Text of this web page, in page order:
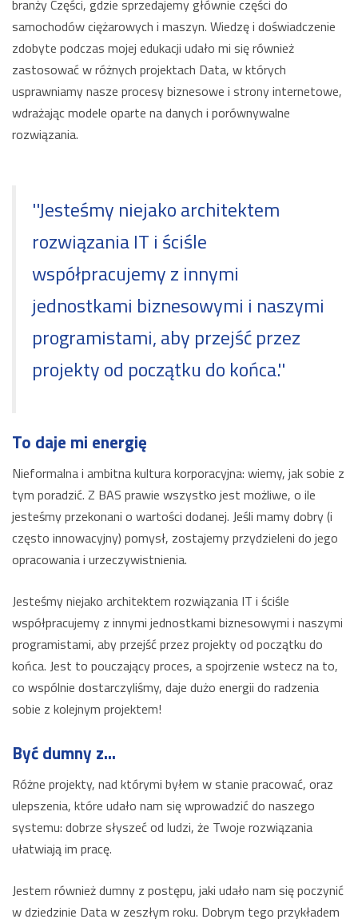
branży Części, gdzie sprzedajemy głównie części do
samochodów ciężarowych i maszyn. Wiedzę i doświadczenie
zdobyte podczas mojej edukacji udało mi się również
zastosować w różnych projektach Data, w których
usprawniamy nasze procesy biznesowe i strony internetowe,
wdrażając modele oparte na danych i porównywalne
rozwiązania.
''Jesteśmy niejako architektem
rozwiązania IT i ściśle
współpracujemy z innymi
jednostkami biznesowymi i naszymi
programistami, aby przejść przez
projekty od początku do końca.''
To daje mi energię
Nieformalna i ambitna kultura korporacyjna: wiemy, jak sobie z
tym poradzić. Z BAS prawie wszystko jest możliwe, o ile
jesteśmy przekonani o wartości dodanej. Jeśli mamy dobry (i
często innowacyjny) pomysł, zostajemy przydzieleni do jego
opracowania i urzeczywistnienia.
Jesteśmy niejako architektem rozwiązania IT i ściśle
współpracujemy z innymi jednostkami biznesowymi i naszymi
programistami, aby przejść przez projekty od początku do
końca. Jest to pouczający proces, a spojrzenie wstecz na to,
co wspólnie dostarczyliśmy, daje dużo energii do radzenia
sobie z kolejnym projektem!
Być dumny z...
Różne projekty, nad którymi byłem w stanie pracować, oraz
ulepszenia, które udało nam się wprowadzić do naszego
systemu: dobrze słyszeć od ludzi, że Twoje rozwiązania
ułatwiają im pracę.
Jestem również dumny z postępu, jaki udało nam się poczynić
w dziedzinie Data w zeszłym roku. Dobrym tego przykładem